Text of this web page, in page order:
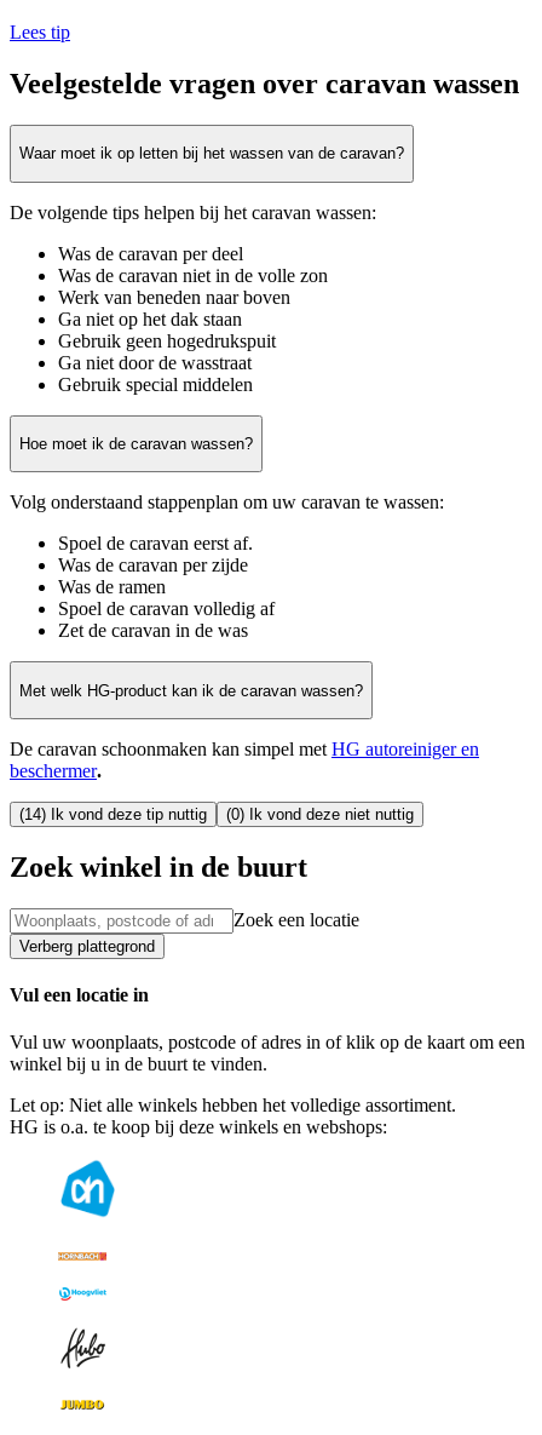
Lees tip
Veelgestelde vragen over caravan wassen
Waar moet ik op letten bij het wassen van de caravan?
De volgende tips helpen bij het caravan wassen:
Was de caravan per deel
Was de caravan niet in de volle zon
Werk van beneden naar boven
Ga niet op het dak staan
Gebruik geen hogedrukspuit
Ga niet door de wasstraat
Gebruik special middelen
Hoe moet ik de caravan wassen?
Volg onderstaand stappenplan om uw caravan te wassen:
Spoel de caravan eerst af.
Was de caravan per zijde
Was de ramen
Spoel de caravan volledig af
Zet de caravan in de was
Met welk HG-product kan ik de caravan wassen?
De caravan schoonmaken kan simpel met HG autoreiniger en
beschermer.
(14) Ik vond deze tip nuttig (0) Ik vond deze niet nuttig
Zoek winkel in de buurt
Zoek een locatie
Verberg plattegrond
Vul een locatie in
Vul uw woonplaats, postcode of adres in of klik op de kaart om een
winkel bij u in de buurt te vinden.
Let op: Niet alle winkels hebben het volledige assortiment.
HG is o.a. te koop bij deze winkels en webshops: